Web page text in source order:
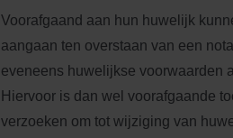
Voorafgaand aan hun huwelijk
aangaan ten overstaan van een
eveneens huwelijkse voorwaarden
Hiervoor is dan wel voorafgaande
verzoeken om tot wijziging van